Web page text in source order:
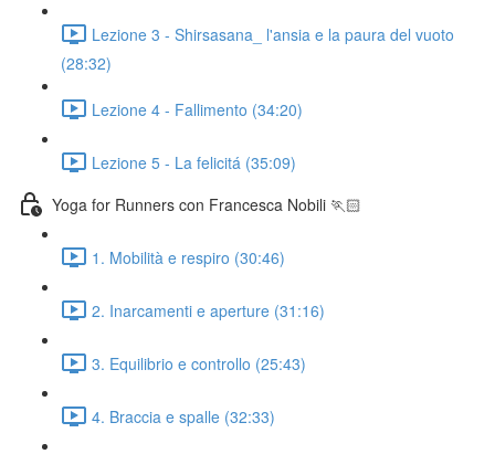
Lezione 3 - Shirsasana_ l'ansia e la paura del vuoto
(28:32)
Lezione 4 - Fallimento (34:20)
Lezione 5 - La felicitá (35:09)
Yoga for Runners con Francesca Nobili 🏃🏻
1. Mobilità e respiro (30:46)
2. Inarcamenti e aperture (31:16)
3. Equilibrio e controllo (25:43)
4. Braccia e spalle (32:33)